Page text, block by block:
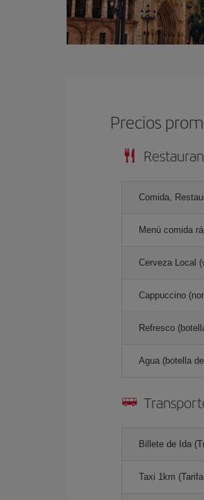
Precios
Comida,
Menú comida
Cerveza Local
Cappuccino
Refresco
Agua (botella
Billete de Ida
Taxi 1km